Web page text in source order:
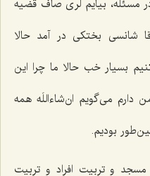
مسئله، بیایم لُری صاف قضیه
شانسی بختکی در آمد حالا
بسیار خب حالا ما چرا این
می‌گویم ان‌شاءاللَه همه
بودیم.
و تربیت افراد و تربیت